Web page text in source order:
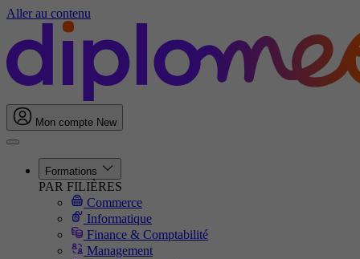
Aller au contenu
Mon compte New
Formations
PAR FILIÈRES
Commerce
Informatique
Finance & Comptabilité
Management